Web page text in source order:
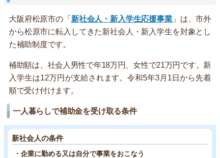
大阪府松原市の「 新社会人・新入学生応援事業」は、市外
から松原市に転入してきた新社会人・新入学生を対象とし
た補助制度です。
補助額は、社会人男性で年18万円、女性で21万円です。新
入学生は12万円が支給されます。令和5年3月1日から先着
順で受け付けます。
一人暮らしで補助金を受け取る条件
新社会人の条件
・企業に勤める又は自分で事業をおこなう